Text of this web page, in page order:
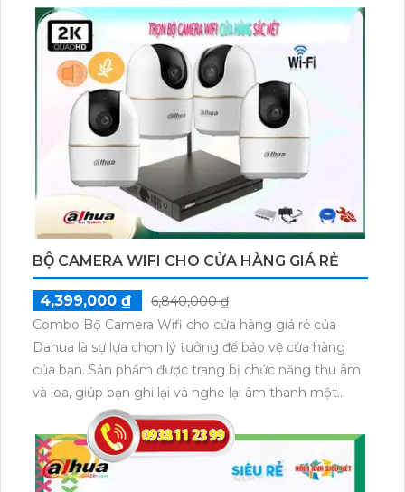
mã phong phú, từ camera ngoài trời đến camera
giám sát trong nhà, đảm bảo các góc quay không bị
chênh lệch. Ngoài ra, ưu điểm của combo này là chiết
khấu cao, cạnh tranh tốt trên thị trường.
BỘ CAMERA WIFI CHO CỬA HÀNG GIÁ RẺ
4,399,000 ₫
6,840,000 ₫
Combo Bộ Camera Wifi cho cửa hàng giá rẻ của
Dahua là sự lựa chọn lý tưởng để bảo vệ cửa hàng
của bạn. Sản phẩm được trang bị chức năng thu âm
và loa, giúp bạn ghi lại và nghe lại âm thanh một
cách dễ dàng. Đặc biệt, combo này có chiết khấu
cao, giúp tiết kiệm chi phí cho bạn. Camera Wifi của
Dahua đảm bảo chất lượng hình ảnh sắc nét và mẫu
mã đa dạng, phù hợp với mọi không gian cửa hàng.